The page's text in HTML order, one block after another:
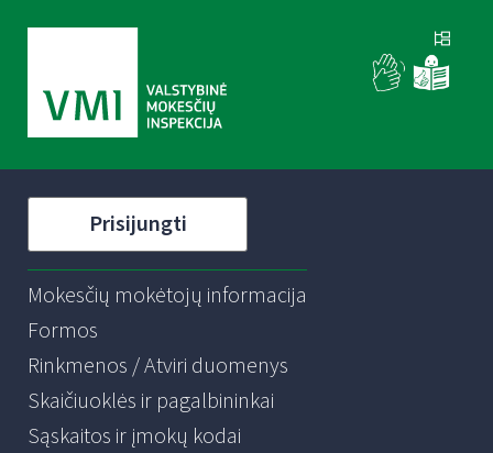
Prisijungti
Mokesčių mokėtojų informacija
Formos
Rinkmenos / Atviri duomenys
Skaičiuoklės ir pagalbininkai
Sąskaitos ir įmokų kodai